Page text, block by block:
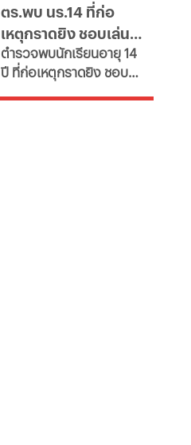
ข้อผิดพลาดทางกฎหมาย
ดึงคนไม่ผ่านเกณฑ์สอบ
ภาค ค
ตร.พบ นร.14 ที่ก่อ
เหตุกราดยิง ชอบเล่น
เกมรุนแรง และศึกษาที่
สหรัฐ
ตำรวจพบนักเรียนอายุ 14
ปี ที่ก่อเหตุกราดยิง ชอบ